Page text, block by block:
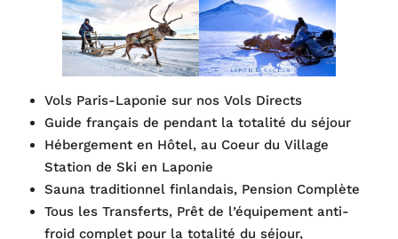
Vols Paris-Laponie sur nos Vols Directs
Guide français de pendant la totalité du séjour
Hébergement en Hôtel, au Coeur du Village
Station de Ski en Laponie
Sauna traditionnel finlandais, Pension Complète
Tous les Transferts, Prêt de l’équipement anti-
froid complet pour la totalité du séjour,